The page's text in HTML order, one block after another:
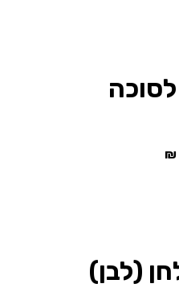
₪
(לבן)